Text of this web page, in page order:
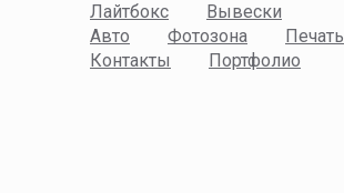
Лайтбокс
Вывески
Авто
Фотозона
Печать
Контакты
Портфолио